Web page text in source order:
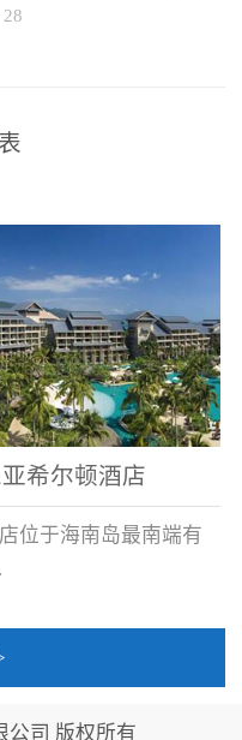
略合作平台
28
希尔顿酒店
位于海南岛最南端有
的海岛天堂”之美称的
公司 版权所有